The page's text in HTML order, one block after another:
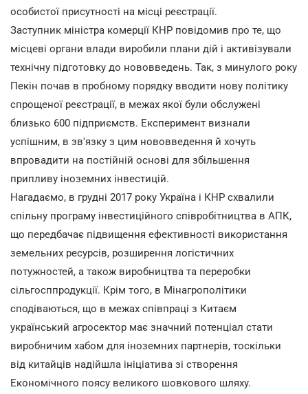
особистої присутності на місці реєстрації.
Заступник міністра комерції КНР повідомив про те, що
місцеві органи влади виробили плани дій і активізували
технічну підготовку до нововведень. Так, з минулого року
Пекін почав в пробному порядку вводити нову політику
спрощеної реєстрації, в межах якої були обслужені
близько 600 підприємств. Експеримент визнали
успішним, в зв'язку з цим нововведення й хочуть
впровадити на постійній основі для збільшення
припливу іноземних інвестицій.
Нагадаємо, в грудні 2017 року Україна і КНР схвалили
спільну програму інвестиційного співробітництва в АПК,
що передбачає підвищення ефективності використання
земельних ресурсів, розширення логістичних
потужностей, а також виробництва та переробки
сільгосппродукції. Крім того, в Мінагрополітики
сподіваються, що в межах співпраці з Китаєм
український агросектор має значний потенціал стати
виробничим хабом для іноземних партнерів, тоскільки
від китайців надійшла ініціатива зі створення
Економічного поясу великого шовкового шляху.